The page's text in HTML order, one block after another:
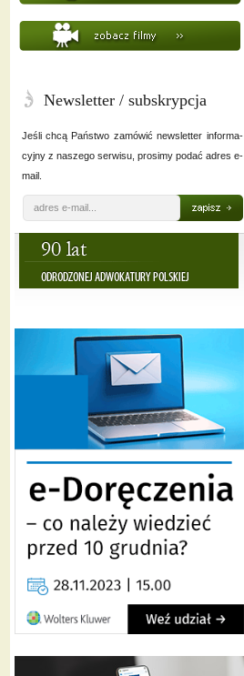
Newsletter / subskrypcja
Jeśli chcą Państwo zamówić newsletter informa-
cyjny z naszego serwisu, prosimy podać adres e-
mail.